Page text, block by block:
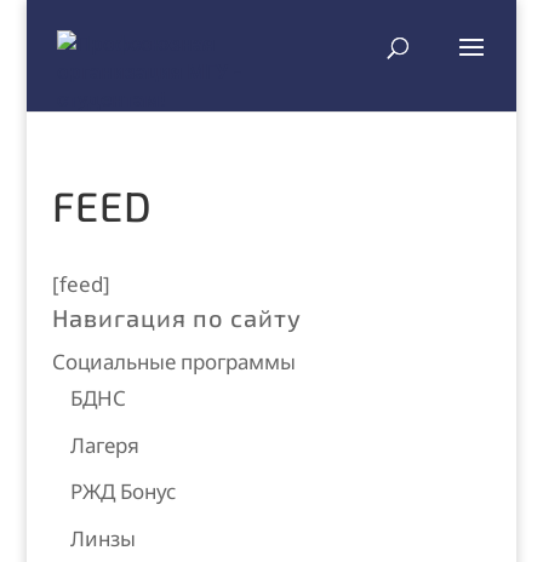
FEED
[feed]
Навигация по сайту
Социальные программы
БДНС
Лагеря
РЖД Бонус
Линзы